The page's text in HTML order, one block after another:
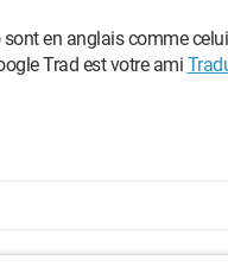
en anglais comme
Trad est votre ami